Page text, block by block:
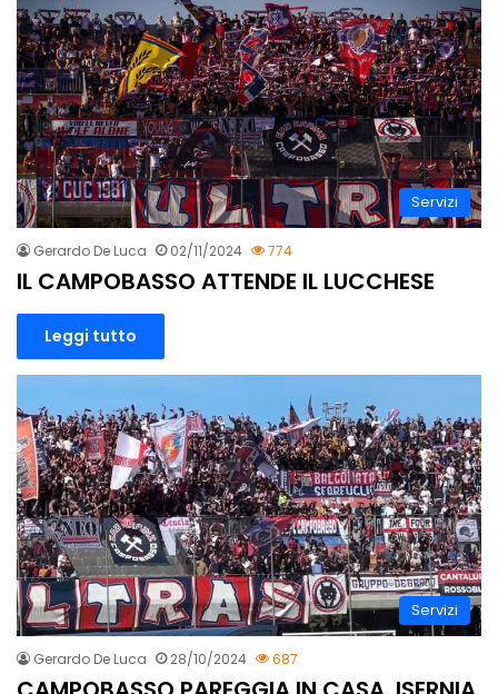
Servizi
Gerardo De Luca 02/11/2024 774
IL CAMPOBASSO ATTENDE IL LUCCHESE
Leggi tutto
Servizi
Gerardo De Luca 28/10/2024 687